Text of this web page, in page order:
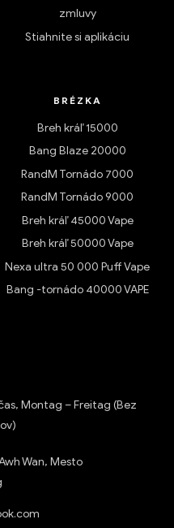
zmluvy
Stiahnite si aplikáciu
BRÉZKA
Breh kráľ 15000
Bang Blaze 20000
RandM Tornádo 7000
RandM Tornádo 9000
Breh kráľ 45000 Vape
Breh kráľ 50000 Vape
Nexa ultra 50 000 Puff Vape
Bang -tornádo 40000 VAPE
Montag – Freitag (Bez
Wan, Mesto